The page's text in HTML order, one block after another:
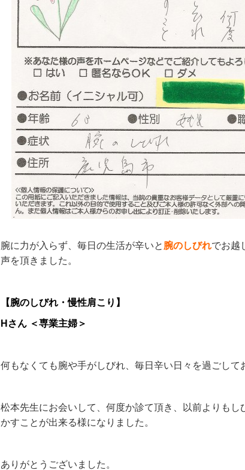
腕に力が入らず、毎日の生活が辛いと 腕のしびれでお越
声を頂きました。
【腕のしびれ・慢性肩こり】
Hさん ＜専業主婦＞
何もなくても腕や手がしびれ、毎日辛い日々を過ごして
松本先生にお会いして、何度か診て頂き、以前よりもし
かすことが出来る様になりました。
ありがとうございました。